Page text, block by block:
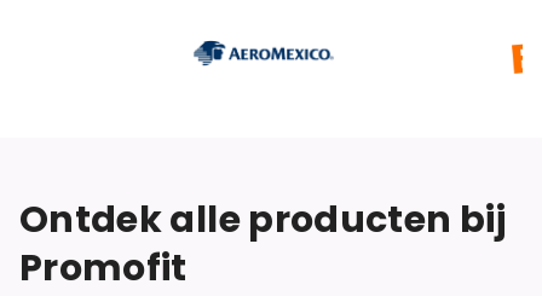
Ontdek alle producten bij
Promofit